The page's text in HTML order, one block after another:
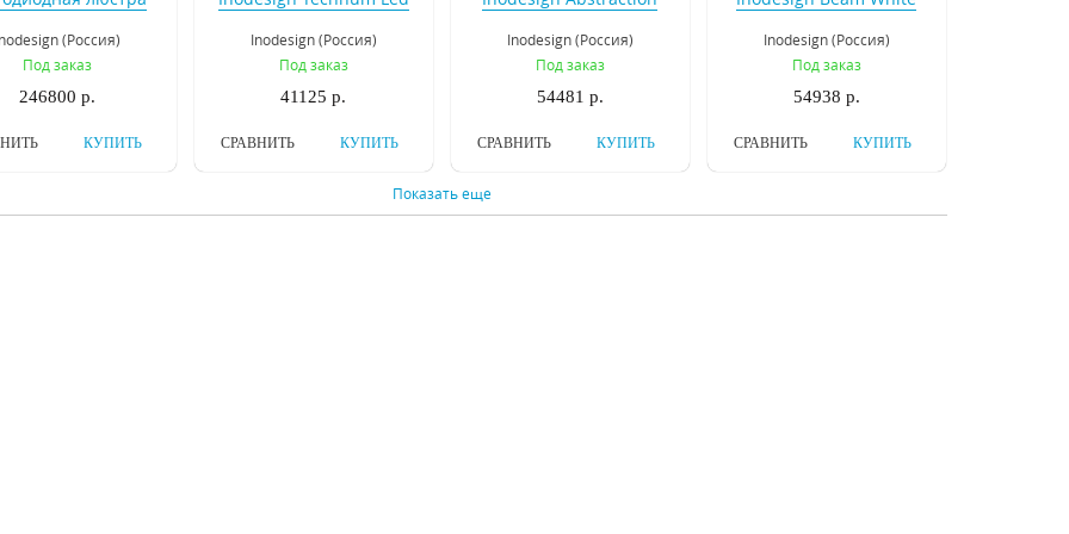
44.120120
(Россия)
Под заказ
246800 р.
КУПИТЬ
Inodesign (Россия)
Под заказ
41125 р.
КУПИТЬ
СРАВНИТЬ
Inodesign (Россия)
Под заказ
54481 р.
КУПИТЬ
СРАВНИТЬ
Inodesign (Россия)
Под заказ
54938 р.
КУПИТЬ
СРАВНИТЬ
Показать еще